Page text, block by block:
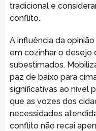
tradicional e
conflito.
A influência da
em cozinhar o
subestimados.
paz de baixo para
significativas ao nível
que as vozes dos
necessidades
conflito não recai